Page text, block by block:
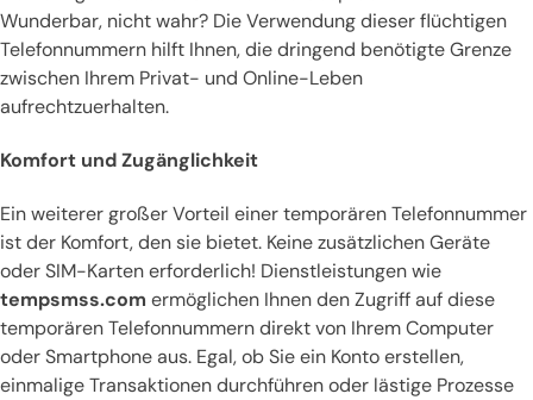
Wunderbar, nicht wahr? Die Verwendung dieser flüchtigen
Telefonnummern hilft Ihnen, die dringend benötigte Grenze
zwischen Ihrem Privat- und Online-Leben
aufrechtzuerhalten.
Komfort und Zugänglichkeit
Ein weiterer großer Vorteil einer temporären Telefonnummer
ist der Komfort, den sie bietet. Keine zusätzlichen Geräte
oder SIM-Karten erforderlich! Dienstleistungen wie
tempsmss.com ermöglichen Ihnen den Zugriff auf diese
temporären Telefonnummern direkt von Ihrem Computer
oder Smartphone aus. Egal, ob Sie ein Konto erstellen,
einmalige Transaktionen durchführen oder lästige Prozesse